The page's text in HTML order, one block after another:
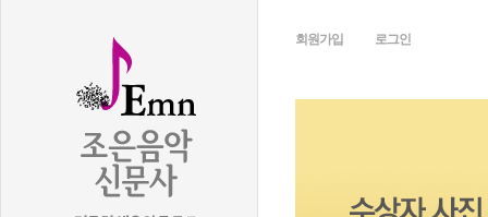
회원가입 로그인